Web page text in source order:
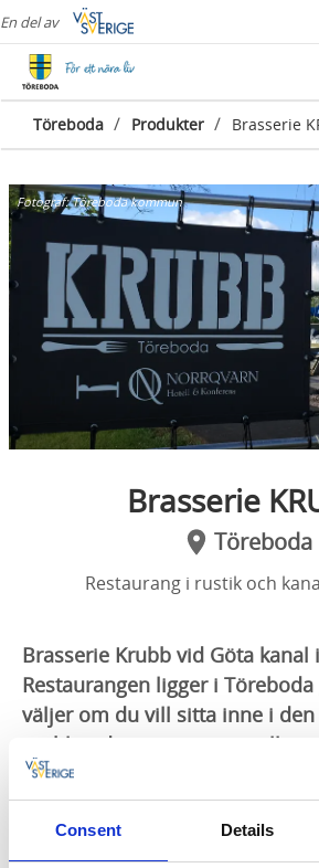
Consent Details
En del av
Töreboda / Produkter / Brasserie
Fotograf:Töreboda kommun
Brasserie
Töreboda
Restaurang i rustik och
Brasserie Krubb vid Göta kanal
Restaurangen ligger i
väljer om du vill sitta inne i
möblerade restaurangen eller
uteservering och se båtarna
kanalen.
Restaurang